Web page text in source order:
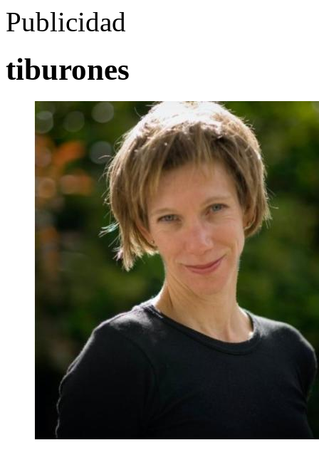
Publicidad
tiburones